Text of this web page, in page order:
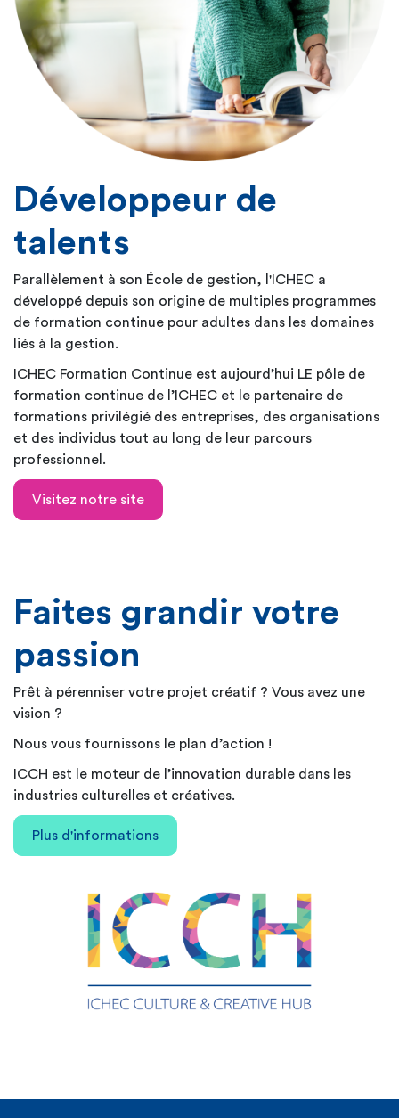
Développeur de
talents
Parallèlement à son École de gestion, l'ICHEC a
développé depuis son origine de multiples programmes
de formation continue pour adultes dans les domaines
liés à la gestion.
ICHEC Formation Continue est aujourd’hui LE pôle de
formation continue de l’ICHEC et le partenaire de
formations privilégié des entreprises, des organisations
et des individus tout au long de leur parcours
professionnel.
Visitez notre site
Faites grandir votre
passion
Prêt à pérenniser votre projet créatif ? Vous avez une
vision ?
Nous vous fournissons le plan d’action !
ICCH est le moteur de l’innovation durable dans les
industries culturelles et créatives.
Plus d'informations